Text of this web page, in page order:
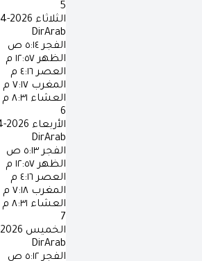
5
الثلاثاء 2026-4-21 مـ
DirArab
الفجر ٥:١٤ ص
الظهر ١٢:٥٧ م
العصر ٤:١٦ م
المغرب ٧:١٧ م
العشاء ٨:٣١ م
6
الأربعاء 2026-4-22 مـ
DirArab
الفجر ٥:١٣ ص
الظهر ١٢:٥٧ م
العصر ٤:١٦ م
المغرب ٧:١٨ م
العشاء ٨:٣١ م
7
الخميس 2026-4-23 مـ
DirArab
الفجر ٥:١٢ ص